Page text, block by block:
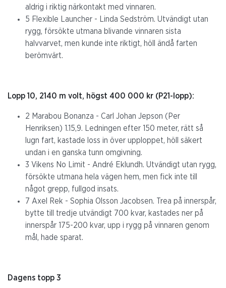
aldrig i riktig närkontakt med vinnaren.
5 Flexible Launcher - Linda Sedström. Utvändigt utan
rygg, försökte utmana blivande vinnaren sista
halvvarvet, men kunde inte riktigt, höll ändå farten
berömvärt.
Lopp 10, 2140 m volt, högst 400 000 kr (P21-lopp):
2 Marabou Bonanza - Carl Johan Jepson (Per
Henriksen) 1.15,9. Ledningen efter 150 meter, rätt så
lugn fart, kastade loss in över upploppet, höll säkert
undan i en ganska tunn omgivning.
3 Vikens No Limit - André Eklundh. Utvändigt utan rygg,
försökte utmana hela vägen hem, men fick inte till
något grepp, fullgod insats.
7 Axel Rek - Sophia Olsson Jacobsen. Trea på innerspår,
bytte till tredje utvändigt 700 kvar, kastades ner på
innerspår 175-200 kvar, upp i rygg på vinnaren genom
mål, hade sparat.
Dagens topp 3